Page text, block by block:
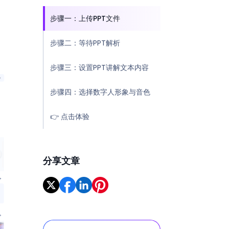
步骤一：上传PPT文件
步骤二：等待PPT解析
步骤三：设置PPT讲解文本内容
步骤四：选择数字人形象与音色
👉 点击体验
分享文章